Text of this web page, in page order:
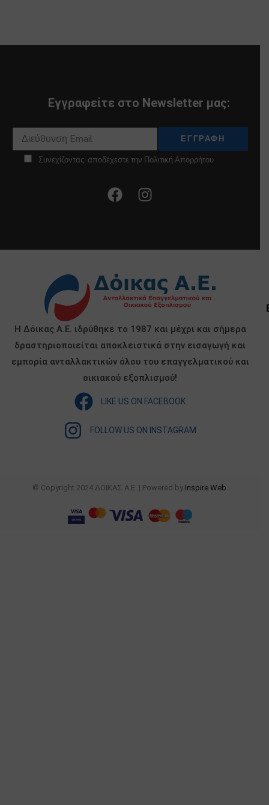
Εγγραφείτε στο Newsletter μας:
Συνεχίζοντας, αποδέχεστε την Πολιτική Απορρήτου
Η Δόικας Α.Ε. ιδρύθηκε το 1987 και μέχρι και σήμερα
δραστηριοποιείται αποκλειστικά στην εισαγωγή και
εμπορία ανταλλακτικών όλου του επαγγελματικού και
οικιακού εξοπλισμού!
LIKE US ON FACEBOOK
FOLLOW US ON INSTAGRAM
© Copyright 2024 ΔΟΙΚΑΣ Α.Ε. | Powered by Inspire Web